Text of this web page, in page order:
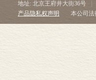
地址: 北京王府井大街36号
产品隐私权声明
本公司法